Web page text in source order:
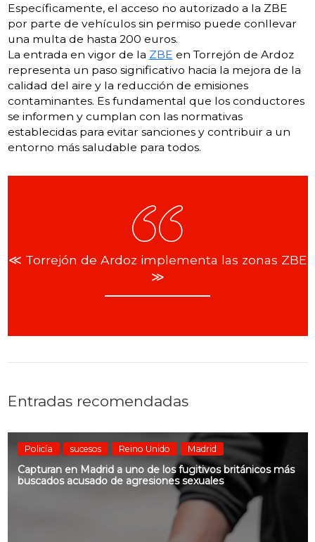
Específicamente, el acceso no autorizado a la ZBE
por parte de vehículos sin permiso puede conllevar
una multa de hasta 200 euros.
La entrada en vigor de la ZBE en Torrejón de Ardoz
representa un paso significativo hacia la mejora de la
calidad del aire y la reducción de emisiones
contaminantes. Es fundamental que los conductores
se informen y cumplan con las normativas
establecidas para evitar sanciones y contribuir a un
entorno más saludable para todos.
≪ Torrejón de Ardoz implementa las zonas ZBE
≫
Entradas recomendadas
Policía sucesos Reino Unido Madrid
Capturan en Madrid a uno de los fugitivos británicos más
buscados acusado de agresiones sexuales